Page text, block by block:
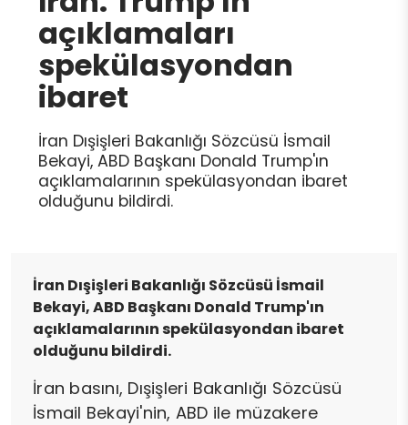
açıklamaları
spekülasyondan
ibaret
İran Dışişleri Bakanlığı Sözcüsü İsmail
Bekayi, ABD Başkanı Donald Trump'ın
açıklamalarının spekülasyondan ibaret
olduğunu bildirdi.
İran Dışişleri Bakanlığı Sözcüsü İsmail
Bekayi, ABD Başkanı Donald Trump'ın
açıklamalarının spekülasyondan ibaret
olduğunu bildirdi.
İran basını, Dışişleri Bakanlığı Sözcüsü
İsmail Bekayi'nin, ABD ile müzakere